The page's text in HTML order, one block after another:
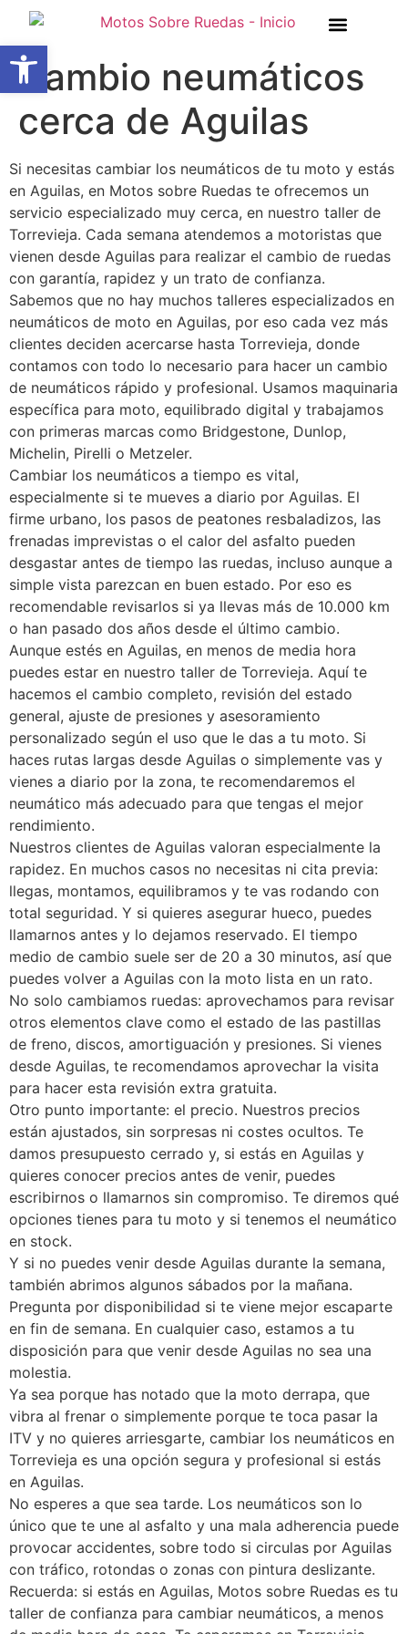
Abrir barra de herramientas
Cambio neumáticos
cerca de Aguilas
Si necesitas cambiar los neumáticos de tu moto y estás
en Aguilas, en Motos sobre Ruedas te ofrecemos un
servicio especializado muy cerca, en nuestro taller de
Torrevieja. Cada semana atendemos a motoristas que
vienen desde Aguilas para realizar el cambio de ruedas
con garantía, rapidez y un trato de confianza.
Sabemos que no hay muchos talleres especializados en
neumáticos de moto en Aguilas, por eso cada vez más
clientes deciden acercarse hasta Torrevieja, donde
contamos con todo lo necesario para hacer un cambio
de neumáticos rápido y profesional. Usamos maquinaria
específica para moto, equilibrado digital y trabajamos
con primeras marcas como Bridgestone, Dunlop,
Michelin, Pirelli o Metzeler.
Cambiar los neumáticos a tiempo es vital,
especialmente si te mueves a diario por Aguilas. El
firme urbano, los pasos de peatones resbaladizos, las
frenadas imprevistas o el calor del asfalto pueden
desgastar antes de tiempo las ruedas, incluso aunque a
simple vista parezcan en buen estado. Por eso es
recomendable revisarlos si ya llevas más de 10.000 km
o han pasado dos años desde el último cambio.
Aunque estés en Aguilas, en menos de media hora
puedes estar en nuestro taller de Torrevieja. Aquí te
hacemos el cambio completo, revisión del estado
general, ajuste de presiones y asesoramiento
personalizado según el uso que le das a tu moto. Si
haces rutas largas desde Aguilas o simplemente vas y
vienes a diario por la zona, te recomendaremos el
neumático más adecuado para que tengas el mejor
rendimiento.
Nuestros clientes de Aguilas valoran especialmente la
rapidez. En muchos casos no necesitas ni cita previa:
llegas, montamos, equilibramos y te vas rodando con
total seguridad. Y si quieres asegurar hueco, puedes
llamarnos antes y lo dejamos reservado. El tiempo
medio de cambio suele ser de 20 a 30 minutos, así que
puedes volver a Aguilas con la moto lista en un rato.
No solo cambiamos ruedas: aprovechamos para revisar
otros elementos clave como el estado de las pastillas
de freno, discos, amortiguación y presiones. Si vienes
desde Aguilas, te recomendamos aprovechar la visita
para hacer esta revisión extra gratuita.
Otro punto importante: el precio. Nuestros precios
están ajustados, sin sorpresas ni costes ocultos. Te
damos presupuesto cerrado y, si estás en Aguilas y
quieres conocer precios antes de venir, puedes
escribirnos o llamarnos sin compromiso. Te diremos qué
opciones tienes para tu moto y si tenemos el neumático
en stock.
Y si no puedes venir desde Aguilas durante la semana,
también abrimos algunos sábados por la mañana.
Pregunta por disponibilidad si te viene mejor escaparte
en fin de semana. En cualquier caso, estamos a tu
disposición para que venir desde Aguilas no sea una
molestia.
Ya sea porque has notado que la moto derrapa, que
vibra al frenar o simplemente porque te toca pasar la
ITV y no quieres arriesgarte, cambiar los neumáticos en
Torrevieja es una opción segura y profesional si estás
en Aguilas.
No esperes a que sea tarde. Los neumáticos son lo
único que te une al asfalto y una mala adherencia puede
provocar accidentes, sobre todo si circulas por Aguilas
con tráfico, rotondas o zonas con pintura deslizante.
Recuerda: si estás en Aguilas, Motos sobre Ruedas es tu
taller de confianza para cambiar neumáticos, a menos